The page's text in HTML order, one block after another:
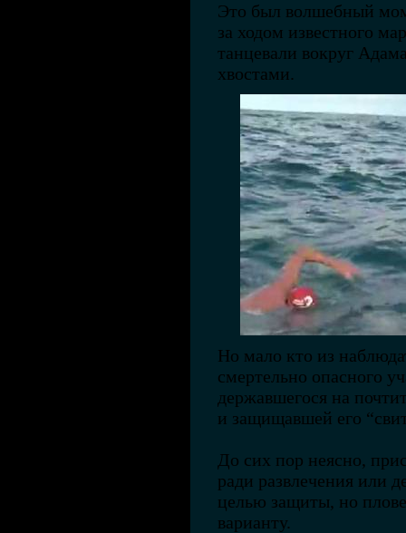
Это был волшебный
за ходом известного
танцевали вокруг
хвостами.
Но мало кто из
смертельно опасного
державшегося на
и защищавшей его
До сих пор неясно,
ради развлечения или
целью защиты, но
варианту.